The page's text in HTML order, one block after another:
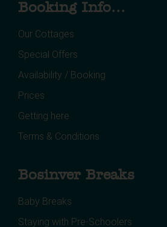
Booking Info...
Our Cottages
Special Offers
Availability / Booking
Prices
Getting here
Terms & Conditions
Bosinver Breaks
Baby Breaks
Staying with Pre-Schoolers